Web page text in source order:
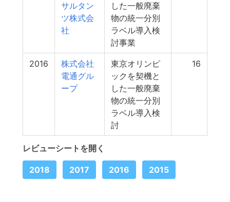
サルタン
ツ株式会
社
した一般廃棄
物の統一分別
ラベル導入検
討事業
2016
株式会社
電通グル
ープ
東京オリンピ
ックを契機と
した一般廃棄
物の統一分別
ラベル導入検
討
16
レビューシートを開く
2018 2017 2016 2015